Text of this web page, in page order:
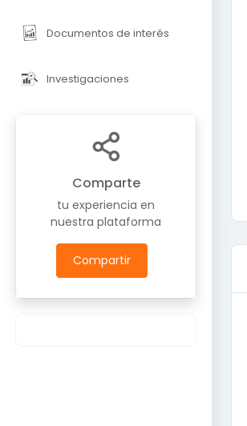
Documentos de interés
Investigaciones
Comparte
tu experiencia en
nuestra plataforma
Compartir